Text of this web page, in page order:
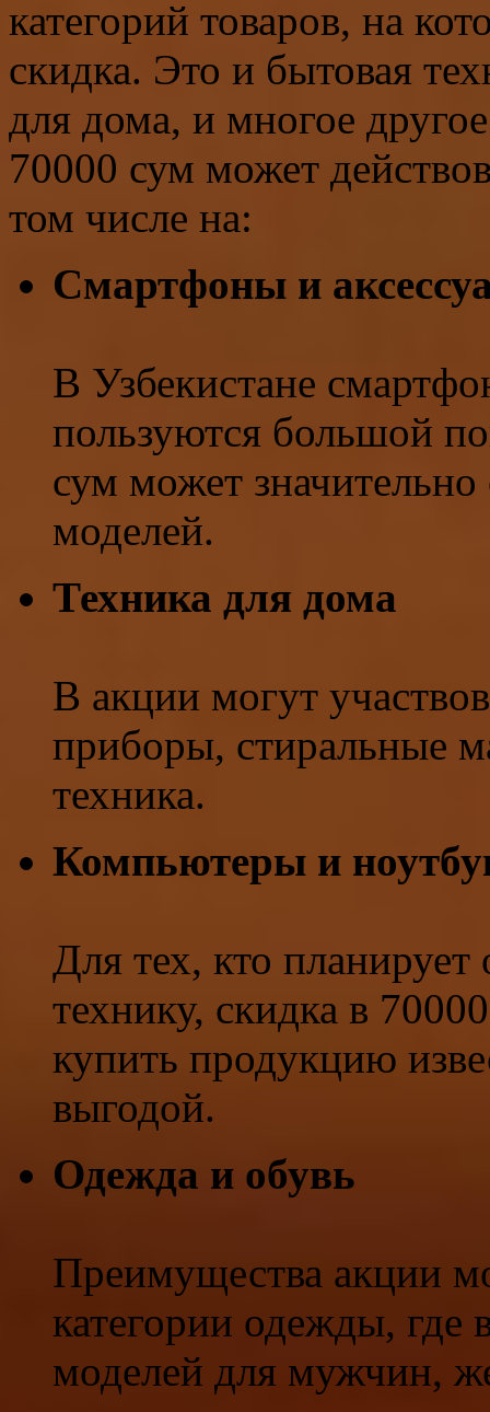
категорий товаров, на
скидка. Это и бытовая
для дома, и многое
70000 сум может
том числе на:
Смартфоны и
В Узбекистане
пользуются большой
сум может
моделей.
Техника для дома
В акции могут
приборы, стиральные
техника.
Компьютеры и
Для тех, кто
технику, скидка в
купить продукцию
выгодой.
Одежда и обувь
Преимущества акции
категории одежды, где
моделей для мужчин,